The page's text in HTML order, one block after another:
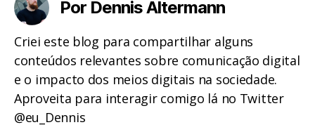
Por Dennis Altermann
Criei este blog para compartilhar alguns
conteúdos relevantes sobre comunicação digital
e o impacto dos meios digitais na sociedade.
Aproveita para interagir comigo lá no Twitter
@eu_Dennis